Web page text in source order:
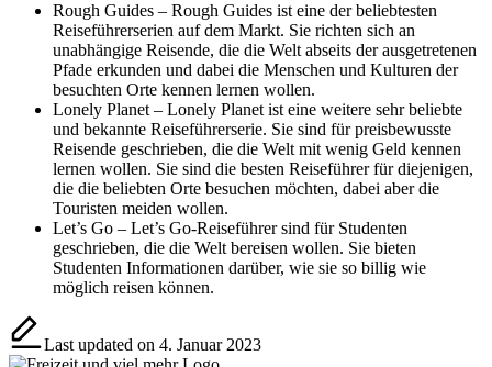
Rough Guides – Rough Guides ist eine der beliebtesten
Reiseführerserien auf dem Markt. Sie richten sich an
unabhängige Reisende, die die Welt abseits der ausgetretenen
Pfade erkunden und dabei die Menschen und Kulturen der
besuchten Orte kennen lernen wollen.
Lonely Planet – Lonely Planet ist eine weitere sehr beliebte
und bekannte Reiseführerserie. Sie sind für preisbewusste
Reisende geschrieben, die die Welt mit wenig Geld kennen
lernen wollen. Sie sind die besten Reiseführer für diejenigen,
die die beliebten Orte besuchen möchten, dabei aber die
Touristen meiden wollen.
Let’s Go – Let’s Go-Reiseführer sind für Studenten
geschrieben, die die Welt bereisen wollen. Sie bieten
Studenten Informationen darüber, wie sie so billig wie
möglich reisen können.
Last updated on 4. Januar 2023